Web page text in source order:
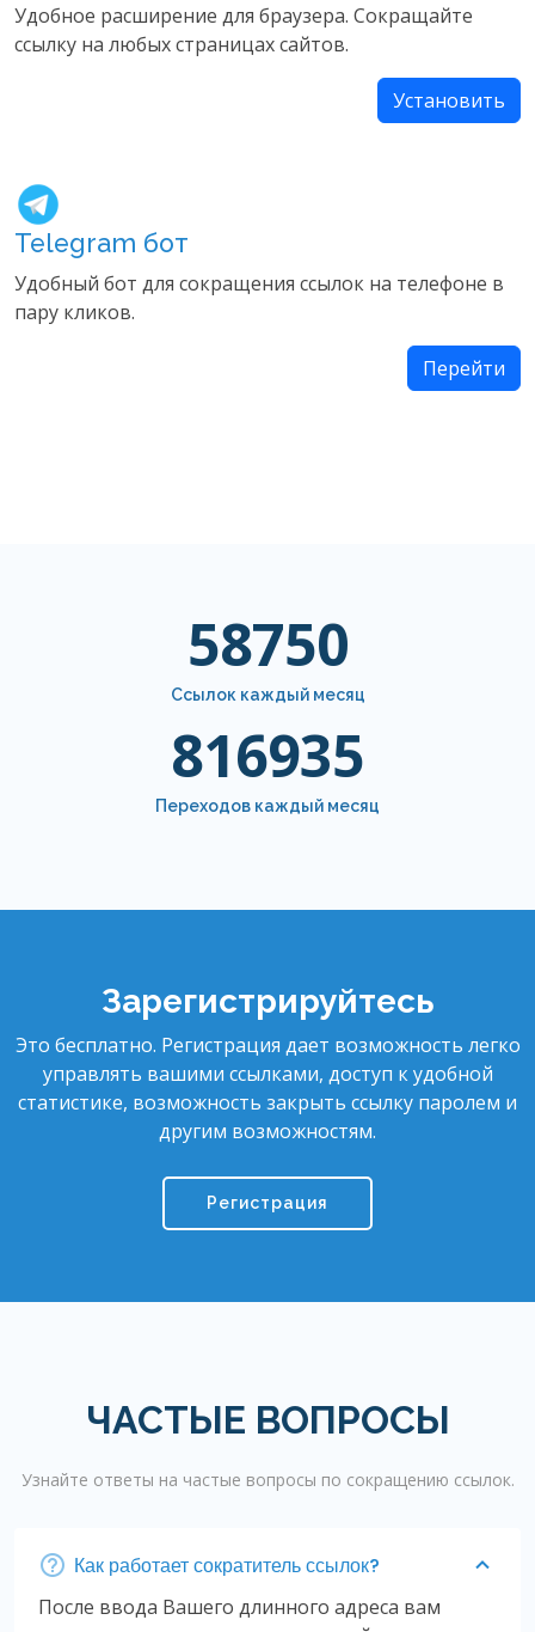
Удобное расширение для браузера. Сокращайте
ссылку на любых страницах сайтов.
Установить
Telegram бот
Удобный бот для сокращения ссылок на телефоне в
пару кликов.
Перейти
78020
Ссылок каждый месяц
1098400
Переходов каждый месяц
Зарегистрируйтесь
Это бесплатно. Регистрация дает возможность легко
управлять вашими ссылками, доступ к удобной
статистике, возможность закрыть ссылку паролем и
другим возможностям.
Регистрация
ЧАСТЫЕ ВОПРОСЫ
Узнайте ответы на частые вопросы по сокращению ссылок.
Как работает сократитель ссылок?
После ввода Вашего длинного адреса вам